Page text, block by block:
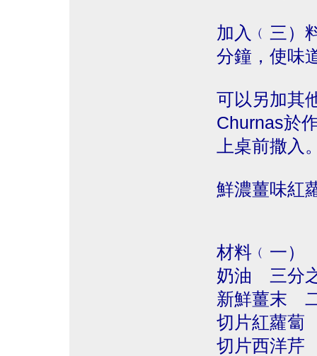
加入﹙三）
分鐘，使味
可以另加其
Churnas於
上桌前撒入
鮮濃薑味紅
材料﹙一）
奶油 三分
新鮮薑末
切片紅蘿蔔
切片西洋